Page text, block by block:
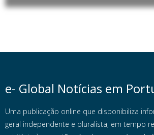
e- Global Notícias em
Uma publicação online que disponibiliza
geral independente e pluralista, em tempo